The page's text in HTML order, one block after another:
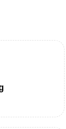
RT1800-2 -
GIẢI PHÁP